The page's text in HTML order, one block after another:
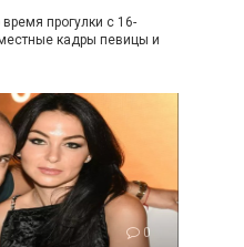
прогулки с 16-
кадры певицы и
0